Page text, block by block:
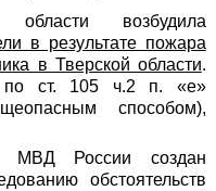
области возбудила
в результате пожара
в Тверской области.
по ст. 105 ч.2 п. «е»
способом),
России создан
обстоятельств